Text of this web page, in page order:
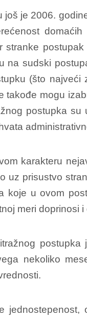
je 2006.
stranke
na sudski
(što
takođe mogu
postupka
karakteru
uz prisustvo
koje u ovom
meri doprinosi
nekoliko